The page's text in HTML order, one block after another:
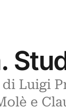
Luigi
e